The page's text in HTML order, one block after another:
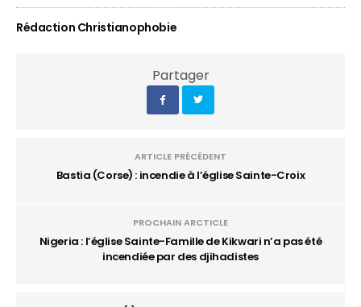
Rédaction Christianophobie
Partager
ARTICLE PRÉCÉDENT
Bastia (Corse) : incendie à l’église Sainte-Croix
PROCHAIN ARCTICLE
Nigeria : l’église Sainte-Famille de Kikwari n’a pas été
incendiée par des djihadistes